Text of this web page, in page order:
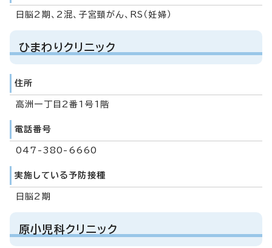
日脳2期、2混、子宮頸がん、RS（妊婦）
ひまわりクリニック
住所
高洲一丁目2番1号1階
電話番号
047-380-6660
実施している予防接種
日脳2期
原小児科クリニック